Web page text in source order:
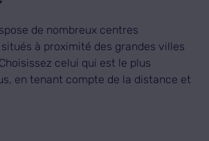
de nombreux centres
à proximité des grandes villes
celui qui est le plus
en tenant compte de la distance et